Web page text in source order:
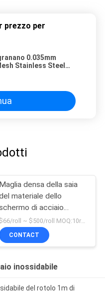
prezzo per
0.035mm
Stainless Steel
Maglia densa della saia
materiale dello
di acciaio
inossidabile di SUS 316
0.026mm
$66/roll ~ $500/roll MOQ:10rolls
CONTACT
inossidabile
del rotolo 1m di